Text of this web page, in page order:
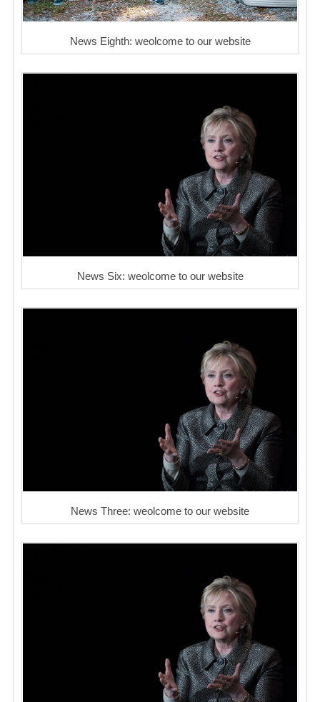
News Eighth: weolcome to our website
News Six: weolcome to our website
News Three: weolcome to our website